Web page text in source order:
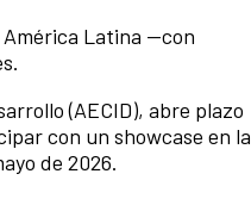
América Latina —con
(AECID), abre plazo
con un showcase en la
de 2026.